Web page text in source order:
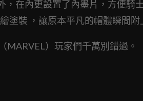
在內更設置了內墨片，方便騎
塗裝 ，讓原本平凡的帽體瞬間附
MARVEL）玩家們千萬別錯過。